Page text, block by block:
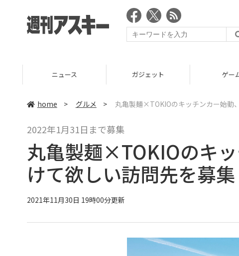
ニュース ガジェット
home > グルメ > 丸亀製麺×TOKIOのキッチンカー始動
2022年1月31日まで募集
丸亀製麺×TOKIOのキ
けて欲しい訪問先を募集
2021年11月30日 19時00分更新